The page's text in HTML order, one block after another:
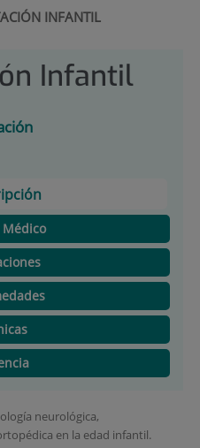
INFANTIL
Infantil
neurológica,
en la edad infantil.